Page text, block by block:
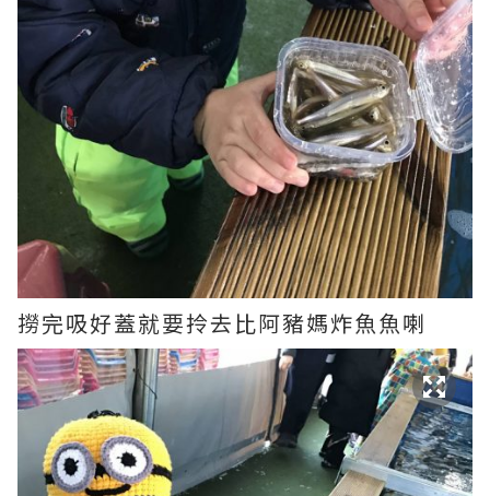
撈完吸好蓋就要拎去比阿豬媽炸魚魚喇